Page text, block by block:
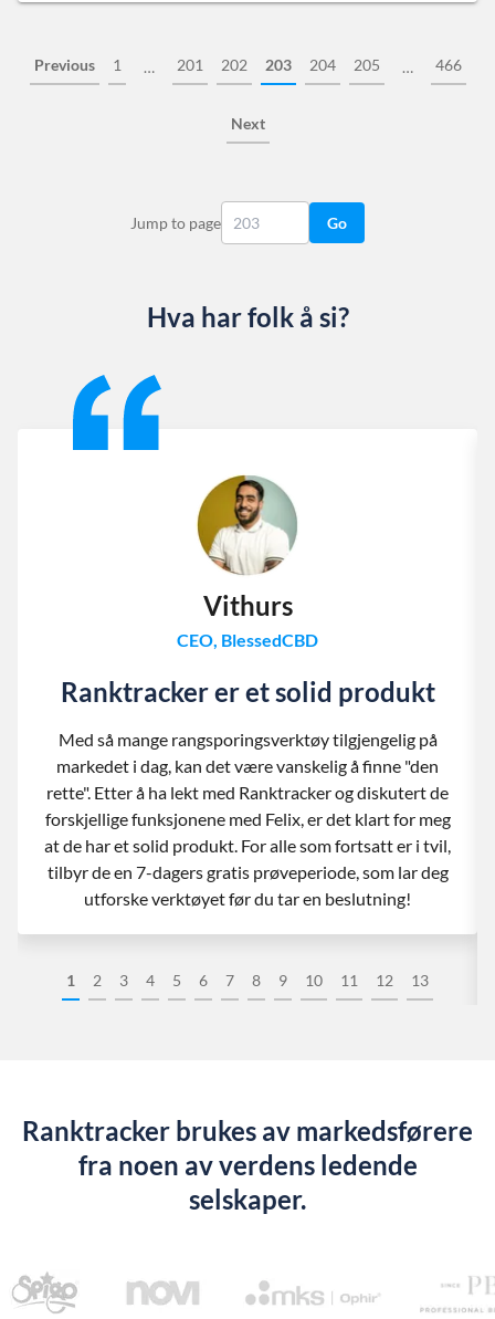
Previous 1 … 201 202 203 204 205 … 466
Next
Jump to page Go
Hva har folk å si?
1 2 3 4 5 6 7 8 9 10 11 12 13
Vithurs
CEO, BlessedCBD
Ranktracker er et solid produkt
Med så mange rangsporingsverktøy tilgjengelig på
markedet i dag, kan det være vanskelig å finne "den
rette". Etter å ha lekt med Ranktracker og diskutert de
forskjellige funksjonene med Felix, er det klart for meg
at de har et solid produkt. For alle som fortsatt er i tvil,
tilbyr de en 7-dagers gratis prøveperiode, som lar deg
utforske verktøyet før du tar en beslutning!
Ranktracker brukes av markedsførere
fra noen av verdens ledende
selskaper.